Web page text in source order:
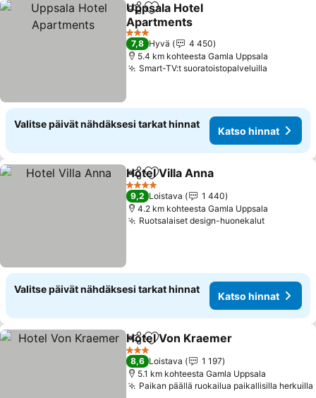
Jaa Lisää suosikkeihin
Uppsala Hotel
Apartments
3 Tähtiluokitus
7,8 Hyvä
4 450
5.4 km kohteesta Gamla Uppsala
Smart-TV:t suoratoistopalveluilla
Valitse päivät nähdäksesi tarkat hinnat
Katso hinnat
Jaa Lisää suosikkeihin
Hotel Villa Anna
4 Tähtiluokitus
9,2 Loistava
1 440
4.2 km kohteesta Gamla Uppsala
Ruotsalaiset design-huonekalut
Valitse päivät nähdäksesi tarkat hinnat
Katso hinnat
Jaa Lisää suosikkeihin
Hotel Von Kraemer
3 Tähtiluokitus
8,6 Loistava
1 197
5.1 km kohteesta Gamla Uppsala
Paikan päällä ruokailua paikallisilla herkuilla